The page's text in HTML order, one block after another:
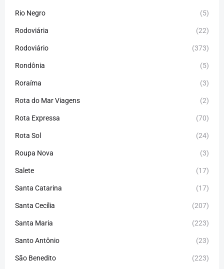
Rio Negro (5)
Rodoviária (22)
Rodoviário (373)
Rondônia (5)
Roraíma (3)
Rota do Mar Viagens (2)
Rota Expressa (70)
Rota Sol (24)
Roupa Nova (3)
Salete (17)
Santa Catarina (17)
Santa Cecília (207)
Santa Maria (223)
Santo Antônio (23)
São Benedito (223)